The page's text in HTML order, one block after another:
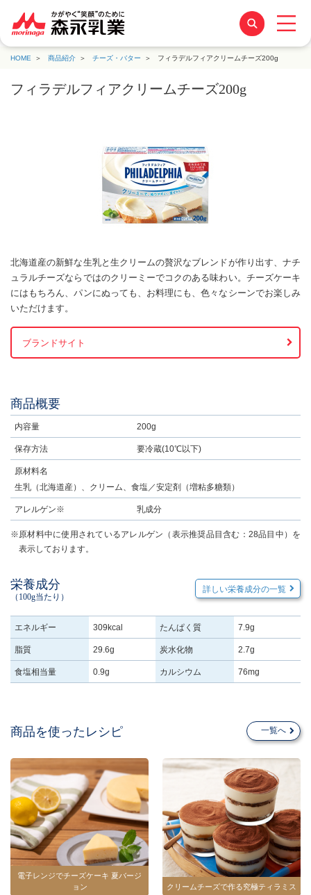
HOME 商品紹介 チーズ・バター フィラデルフィアクリームチーズ200g
フィラデルフィアクリームチーズ200g
北海道産の新鮮な生乳と生クリームの贅沢なブレンドが作り出す、ナチ
ュラルチーズならではのクリーミーでコクのある味わい。チーズケーキ
にはもちろん、パンにぬっても、お料理にも、色々なシーンでお楽しみ
いただけます。
ブランドサイト
商品概要
内容量 200g
保存方法 要冷蔵(10℃以下)
原材料名
生乳（北海道産）、クリーム、食塩／安定剤（増粘多糖類）
アレルゲン※ 乳成分
※原材料中に使用されているアレルゲン（表示推奨品目含む：28品目中）を
表示しております。
栄養成分
（100g当たり）
詳しい栄養成分の一覧
エネルギー 309kcal たんぱく質 7.9g
脂質 29.6g 炭水化物 2.7g
食塩相当量 0.9g カルシウム 76mg
商品を使ったレシピ 一覧へ
電子レンジでチーズケーキ 夏バージ
ョン
クリームチーズで作る究極ティラミス